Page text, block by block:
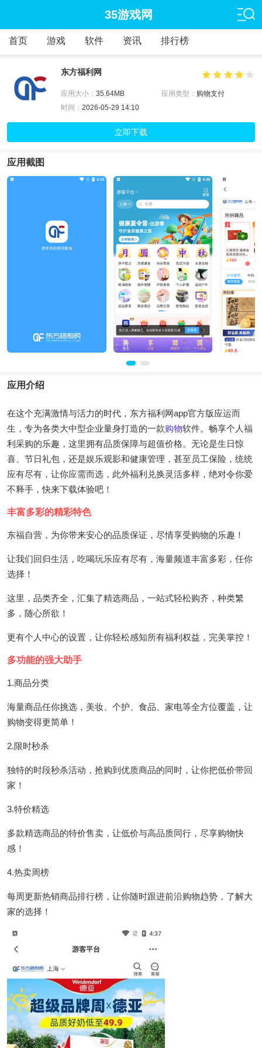
35游戏网
首页 游戏 软件 资讯 排行榜
东方福利网
应用大小： 35.64MB 应用类型： 购物支付
时间： 2026-05-29 14:10
立即下载
应用截图
应用介绍
在这个充满激情与活力的时代，东方福利网app官方版应运而
生，专为各类大中型企业量身打造的一款购物软件。畅享个人福
利采购的乐趣，这里拥有品质保障与超值价格。无论是生日惊
喜、节日礼包，还是娱乐观影和健康管理，甚至员工保险，统统
应有尽有，让你应需而选，此外福利兑换灵活多样，绝对令你爱
不释手，快来下载体验吧！
丰富多彩的精彩特色
东福自营，为你带来安心的品质保证，尽情享受购物的乐趣！
让我们回归生活，吃喝玩乐应有尽有，海量频道丰富多彩，任你
选择！
这里，品类齐全，汇集了精选商品，一站式轻松购齐，种类繁
多，随心所欲！
更有个人中心的设置，让你轻松感知所有福利权益，完美掌控！
多功能的强大助手
1.商品分类
海量商品任你挑选，美妆、个护、食品、家电等全方位覆盖，让
购物变得更简单！
2.限时秒杀
独特的时段秒杀活动，抢购到优质商品的同时，让你把低价带回
家！
3.特价精选
多款精选商品的特价售卖，让低价与高品质同行，尽享购物快
感！
4.热卖周榜
每周更新热销商品排行榜，让你随时跟进前沿购物趋势，了解大
家的选择！